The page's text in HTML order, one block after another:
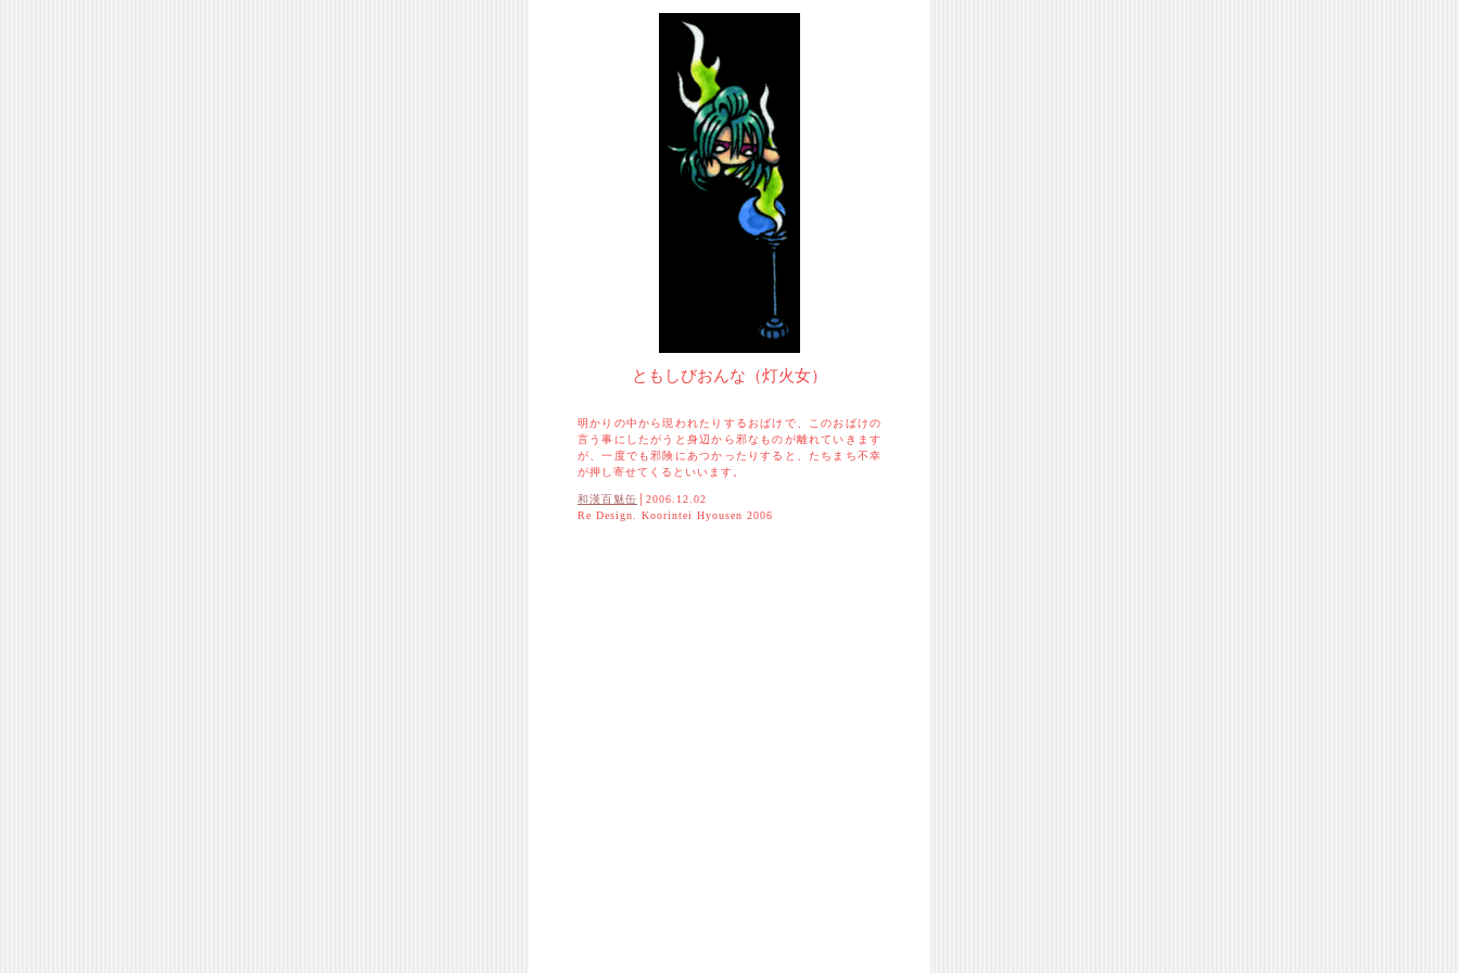
ともしびおんな（灯火女）
明かりの中から現われたりするおばけで、このおばけの
言う事にしたがうと身辺から邪なものが離れていきます
が、一度でも邪険にあつかったりすると、たちまち不幸
が押し寄せてくるといいます。
和漢百魅缶 │2006.12.02
Re Design. Koorintei Hyousen 2006